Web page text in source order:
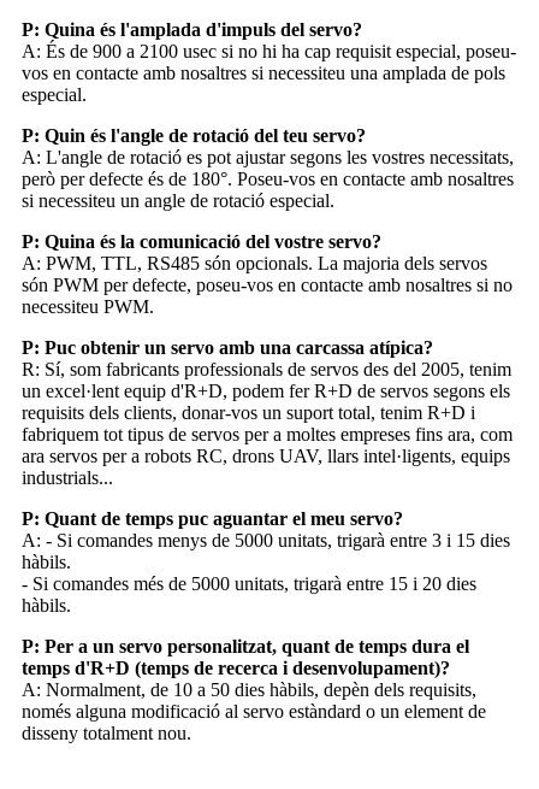
P: Quina és l'amplada d'impuls del servo?
A: És de 900 a 2100 usec si no hi ha cap requisit especial, poseu-
vos en contacte amb nosaltres si necessiteu una amplada de pols
especial.
P: Quin és l'angle de rotació del teu servo?
A: L'angle de rotació es pot ajustar segons les vostres necessitats,
però per defecte és de 180°. Poseu-vos en contacte amb nosaltres
si necessiteu un angle de rotació especial.
P: Quina és la comunicació del vostre servo?
A: PWM, TTL, RS485 són opcionals. La majoria dels servos
són PWM per defecte, poseu-vos en contacte amb nosaltres si no
necessiteu PWM.
P: Puc obtenir un servo amb una carcassa atípica?
R: Sí, som fabricants professionals de servos des del 2005, tenim
un excel·lent equip d'R+D, podem fer R+D de servos segons els
requisits dels clients, donar-vos un suport total, tenim R+D i
fabriquem tot tipus de servos per a moltes empreses fins ara, com
ara servos per a robots RC, drons UAV, llars intel·ligents, equips
industrials...
P: Quant de temps puc aguantar el meu servo?
A: - Si comandes menys de 5000 unitats, trigarà entre 3 i 15 dies
hàbils.
- Si comandes més de 5000 unitats, trigarà entre 15 i 20 dies
hàbils.
P: Per a un servo personalitzat, quant de temps dura el
temps d'R+D (temps de recerca i desenvolupament)?
A: Normalment, de 10 a 50 dies hàbils, depèn dels requisits,
només alguna modificació al servo estàndard o un element de
disseny totalment nou.